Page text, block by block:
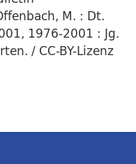
M. : Dt.
1976-2001 : Jg.
/ CC-BY-Lizenz